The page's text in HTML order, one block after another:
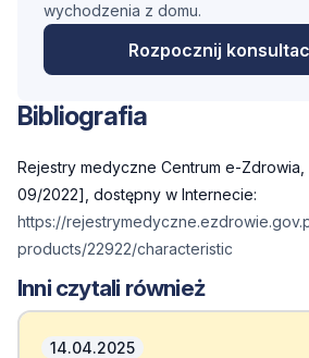
wychodzenia z domu.
Rozpocznij
Bibliografia
Rejestry medyczne Centrum e-
09/2022], dostępny w Internecie:
https://
products/22922/characteristic
Inni czytali również
14.04.2025